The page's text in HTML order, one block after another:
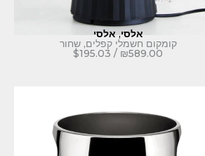
אלסי,אלסי
קומקום חשמלי קפלים, שחור
₪589.00
/
$195.03